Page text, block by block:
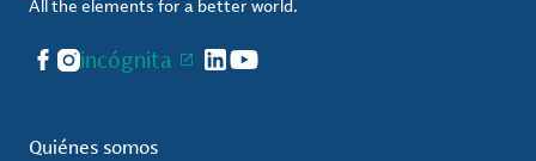
All the elements for a better world.
Facebook
Instagram
incógnita LinkedIn
YouTube
Quiénes somos